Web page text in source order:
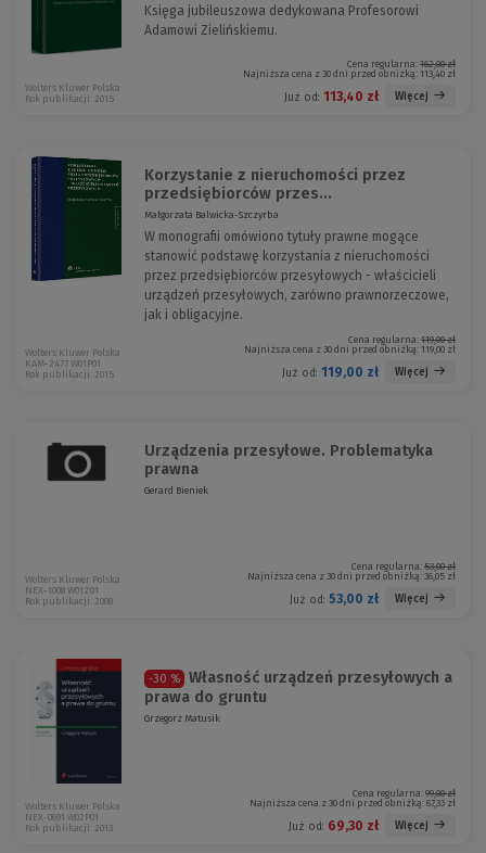
Księga jubileuszowa dedykowana Profesorowi
Adamowi Zielińskiemu.
Cena regularna: 162,00 zł
Najniższa cena z 30 dni przed obniżką: 113,40 zł
Już od: 113,40 zł Więcej
Wolters Kluwer Polska
Rok publikacji: 2015
Korzystanie z nieruchomości przez
przedsiębiorców przes...
Małgorzata Balwicka-Szczyrba
W monografii omówiono tytuły prawne mogące
stanowić podstawę korzystania z nieruchomości
przez przedsiębiorców przesyłowych - właścicieli
urządzeń przesyłowych, zarówno prawnorzeczowe,
jak i obligacyjne.
Cena regularna: 119,00 zł
Najniższa cena z 30 dni przed obniżką: 119,00 zł
Już od: 119,00 zł Więcej
Wolters Kluwer Polska
KAM-2477 W01P01
Rok publikacji: 2015
Urządzenia przesyłowe. Problematyka
prawna
Gerard Bieniek
Cena regularna: 53,00 zł
Najniższa cena z 30 dni przed obniżką: 36,05 zł
Już od: 53,00 zł Więcej
Wolters Kluwer Polska
NEX-1008 W01Z01
Rok publikacji: 2008
-30 %
Własność urządzeń przesyłowych a
prawa do gruntu
Grzegorz Matusik
Cena regularna: 99,00 zł
Najniższa cena z 30 dni przed obniżką: 67,33 zł
Już od: 69,30 zł Więcej
Wolters Kluwer Polska
NEX-0691 W02P01
Rok publikacji: 2013